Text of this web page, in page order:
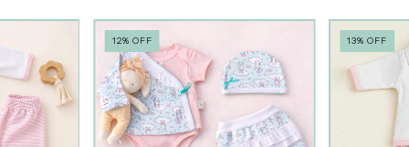
12% OFF 13%OFF